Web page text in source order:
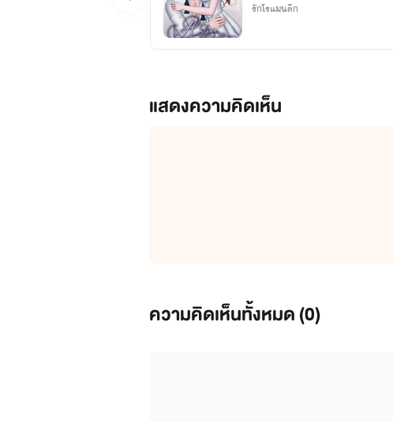
รักโรแมนติก
แสดงความคิดเห็น
ความคิดเห็นทั้งหมด (0)